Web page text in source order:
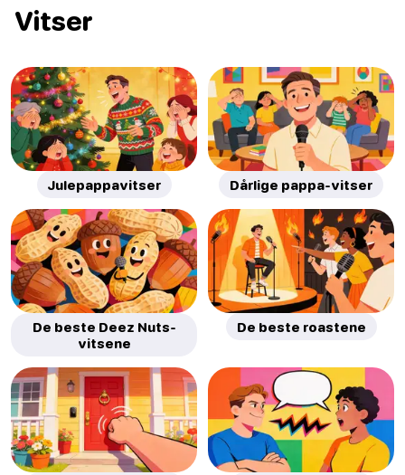
Vitser
Julepappavitser Dårlige pappa-vitser
De beste Deez Nuts-
vitsene
De beste roastene